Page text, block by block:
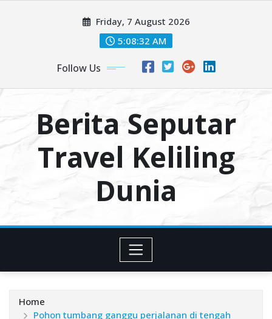
Friday, 7 August 2026
5:08:33 AM
Follow Us
Berita Seputar
Travel Keliling
Dunia
Home
Pohon tumbang ganggu perjalanan di tengah